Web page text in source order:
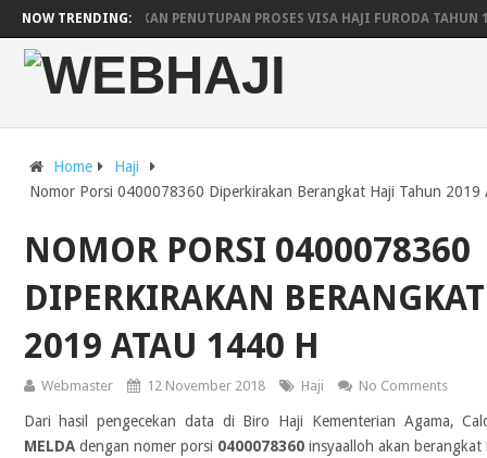
NOW TRENDING:
ARAB SAUDI UMUMKAN PENUTUPAN PROSES VISA HAJI FURODA TAHUN
JADWAL KEBERANGKATAN DAN KEPULANGAN HAJI WILAYAH
PESAWAT SAUDIA AIRLINES UNTUK LIMA EMBARKASI
Home
Haji
Nomor Porsi 0400078360 Diperkirakan Berangkat Haji Tahun 2019
NOMOR PORSI 0400078360
DIPERKIRAKAN
2019 ATAU 1440 H
Webmaster 12 November 2018 Haji No Comments
Dari hasil pengecekan data di Biro Haji Kementerian Agama,
MELDAdengan nomer porsi 0400078360insyaalloh akan berangkat